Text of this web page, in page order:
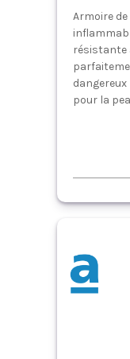
Armoire
résistante
pour la